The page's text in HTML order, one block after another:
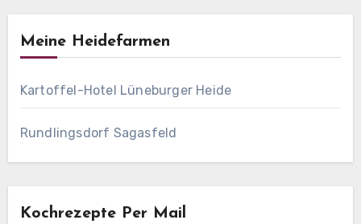
Meine Heidefarmen
Kartoffel-Hotel Lüneburger Heide
Rundlingsdorf Sagasfeld
Kochrezepte Per Mail